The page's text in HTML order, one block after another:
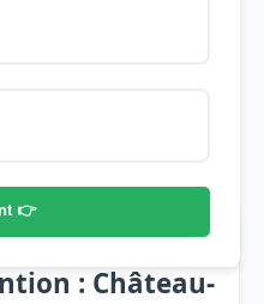
👉
: Château-